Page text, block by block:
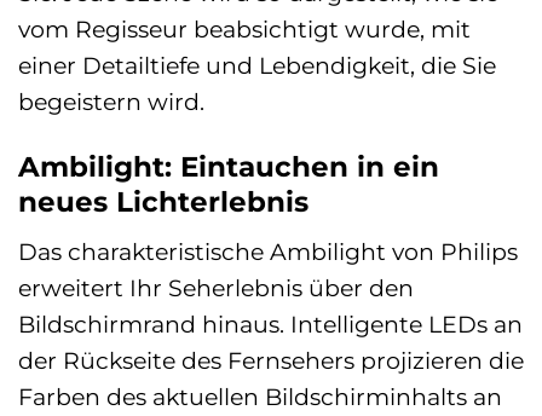
vom Regisseur beabsichtigt wurde, mit
einer Detailtiefe und Lebendigkeit, die Sie
begeistern wird.
Ambilight: Eintauchen in ein
neues Lichterlebnis
Das charakteristische Ambilight von Philips
erweitert Ihr Seherlebnis über den
Bildschirmrand hinaus. Intelligente LEDs an
der Rückseite des Fernsehers projizieren die
Farben des aktuellen Bildschirminhalts an